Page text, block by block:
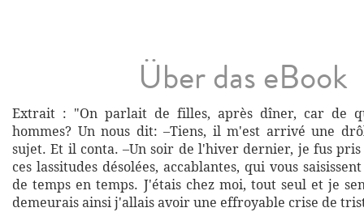
Über das eBook
Extrait : "On parlait de filles, après dîner, car de
hommes? Un nous dit: –Tiens, il m'est arrivé une
sujet. Et il conta. –Un soir de l'hiver dernier, je fus pris
ces lassitudes désolées, accablantes, qui vous
de temps en temps. J'étais chez moi, tout seul et je
demeurais ainsi j'allais avoir une effroyable crise de